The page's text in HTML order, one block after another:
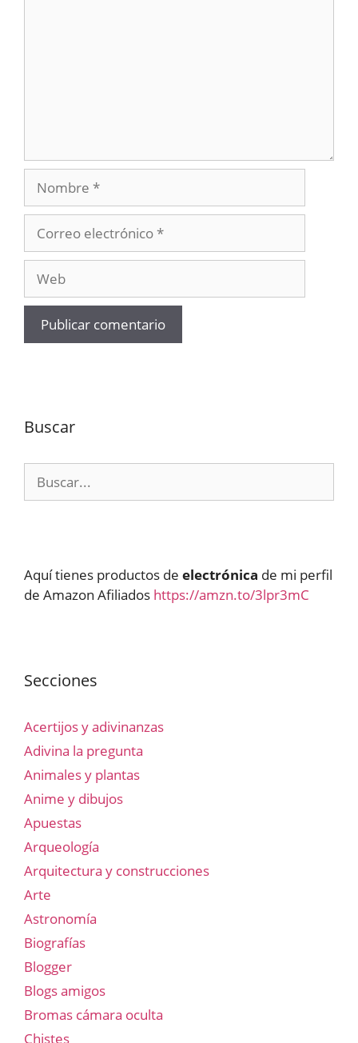
Nombre
electrónico
Buscar
Aquí tienes productos de electrónica de mi perfil
de Amazon Afiliados https://amzn.to/3lpr3mC
Secciones
Acertijos y adivinanzas
Adivina la pregunta
Animales y plantas
Anime y dibujos
Apuestas
Arqueología
Arquitectura y construcciones
Arte
Astronomía
Biografías
Blogger
Blogs amigos
Bromas cámara oculta
Chistes